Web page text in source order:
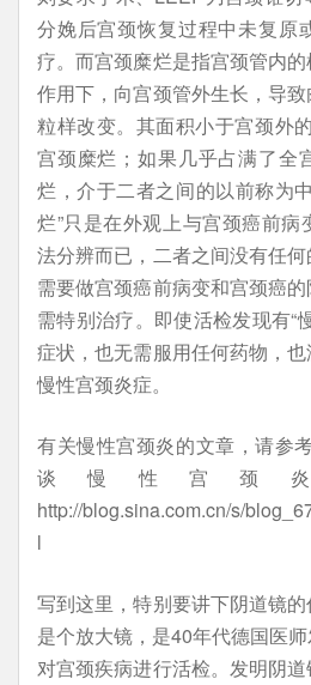
分娩后宫颈恢复过程中未复原
疗。而宫颈糜烂是指宫颈管内
作用下，向宫颈管外生长，导
粒样改变。其面积小于宫颈外
宫颈糜烂；如果几乎占满了全
烂，介于二者之间的以前称为
烂”只是在外观上与宫颈癌前
法分辨而已，二者之间没有任
需要做宫颈癌前病变和宫颈癌
需特别治疗。即使活检发现有“
症状，也无需服用任何药物，
慢性宫颈炎症。
有关慢性宫颈炎的文章，请参
谈慢性宫颈
http://blog.sina.com.cn/s/
l
写到这里，特别要讲下阴道镜
是个放大镜，是40年代德国医
对宫颈疾病进行活检。发明阴